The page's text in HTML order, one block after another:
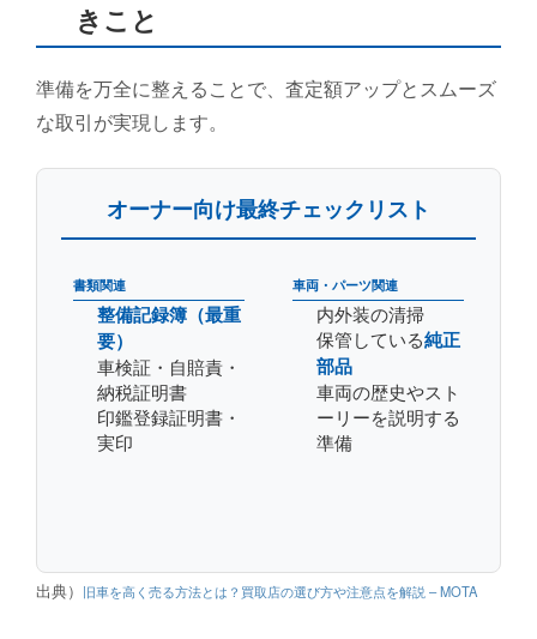
きこと
準備を万全に整えることで、査定額アップとスムーズ
な取引が実現します。
オーナー向け最終チェックリスト
書類関連
整備記録簿（最重
要）
車検証・自賠責・
納税証明書
印鑑登録証明書・
実印
車両・パーツ関連
内外装の清掃
保管している純正
部品
車両の歴史やスト
ーリーを説明する
準備
出典） 旧車を高く売る方法とは？買取店の選び方や注意点を解説 – MOTA